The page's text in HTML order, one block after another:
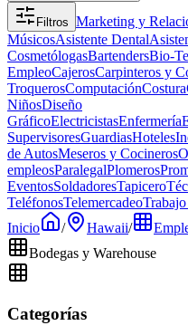
Filtros Marketing y
MúsicosAsistente Dental
CosmetólogasBartendersBio-
EmpleoCajerosCarpinteros y
TroquerosComputaciónCostura
NiñosDiseño
GráficoElectricistasEnfermería
SupervisoresGuardiasHoteles
de AutosMeseros y Cocineros
empleosParalegalPlomeros
EventosSoldadoresTapicero
TeléfonosTelemercadeo
Inicio
/ Hawaii/
Bodegas y Warehouse
Categorías